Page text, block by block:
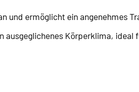
und ermöglicht ein angenehmes
Körperklima, ideal